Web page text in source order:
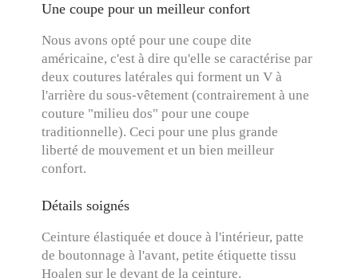
Une coupe pour un meilleur confort
Nous avons opté pour une coupe dite
américaine, c'est à dire qu'elle se caractérise par
deux coutures latérales qui forment un V à
l'arrière du sous-vêtement (contrairement à une
couture "milieu dos" pour une coupe
traditionnelle). Ceci pour une plus grande
liberté de mouvement et un bien meilleur
confort.
Détails soignés
Ceinture élastiquée et douce à l'intérieur, patte
de boutonnage à l'avant, petite étiquette tissu
Hoalen sur le devant de la ceinture.